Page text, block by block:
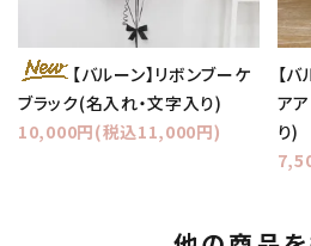
【バルーン】リボンブーケ
ブラック(名入れ・文字入り)
10,000円(税込11,000円)
【
ア
り)